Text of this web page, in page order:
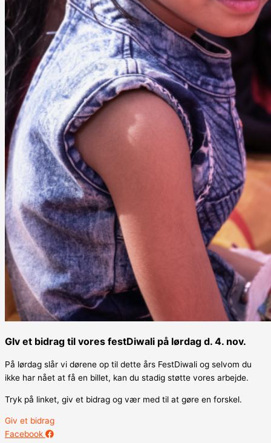
GIv et bidrag til vores festDiwali på lørdag d. 4. nov.
På lørdag slår vi dørene op til dette års FestDiwali og selvom du
ikke har nået at få en billet, kan du stadig støtte vores arbejde.
Tryk på linket, giv et bidrag og vær med til at gøre en forskel.
Giv et bidrag
Facebook